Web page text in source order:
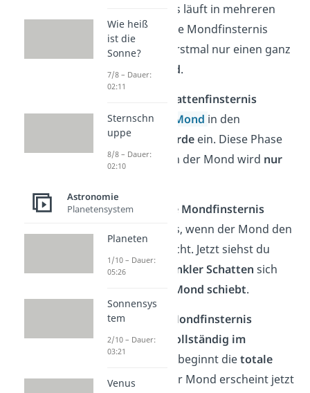
Eine Mondfinsternis läuft in mehreren
Phasen ab. Bevor die Mondfinsternis
beginnt siehst du erstmal nur einen ganz
normalenVollmond.
🌓Phase 1: Halbschattenfinsternis
Zu Beginn tritt der
Mond in den
Halbschatten der Erdeein. Diese Phase
fällt kaum auf, denn der Mond wird nur
🌒Phase 2: Partielle Mondfinsternis
Spannender wird es, wenn der Mond den
erreicht. Jetzt siehst du
deutlich, wie ein
dunkler Schatten sich
über den Mond schiebt.
🌑Phase 3: Totale Mondfinsternis
Sobald der Mond
vollständig im
Kernschatten
liegt, beginnt dietotale
Mondfinsternis
. Der Mond erscheint jetzt
Wie heiß
ist die
Sonne?
7/8 – Dauer:
02:11
Sternschn
uppe
8/8 – Dauer:
02:10
Astronomie
Planetensystem
Planeten
1/10 – Dauer:
05:26
Sonnensys
tem
2/10 – Dauer:
03:21
Venus